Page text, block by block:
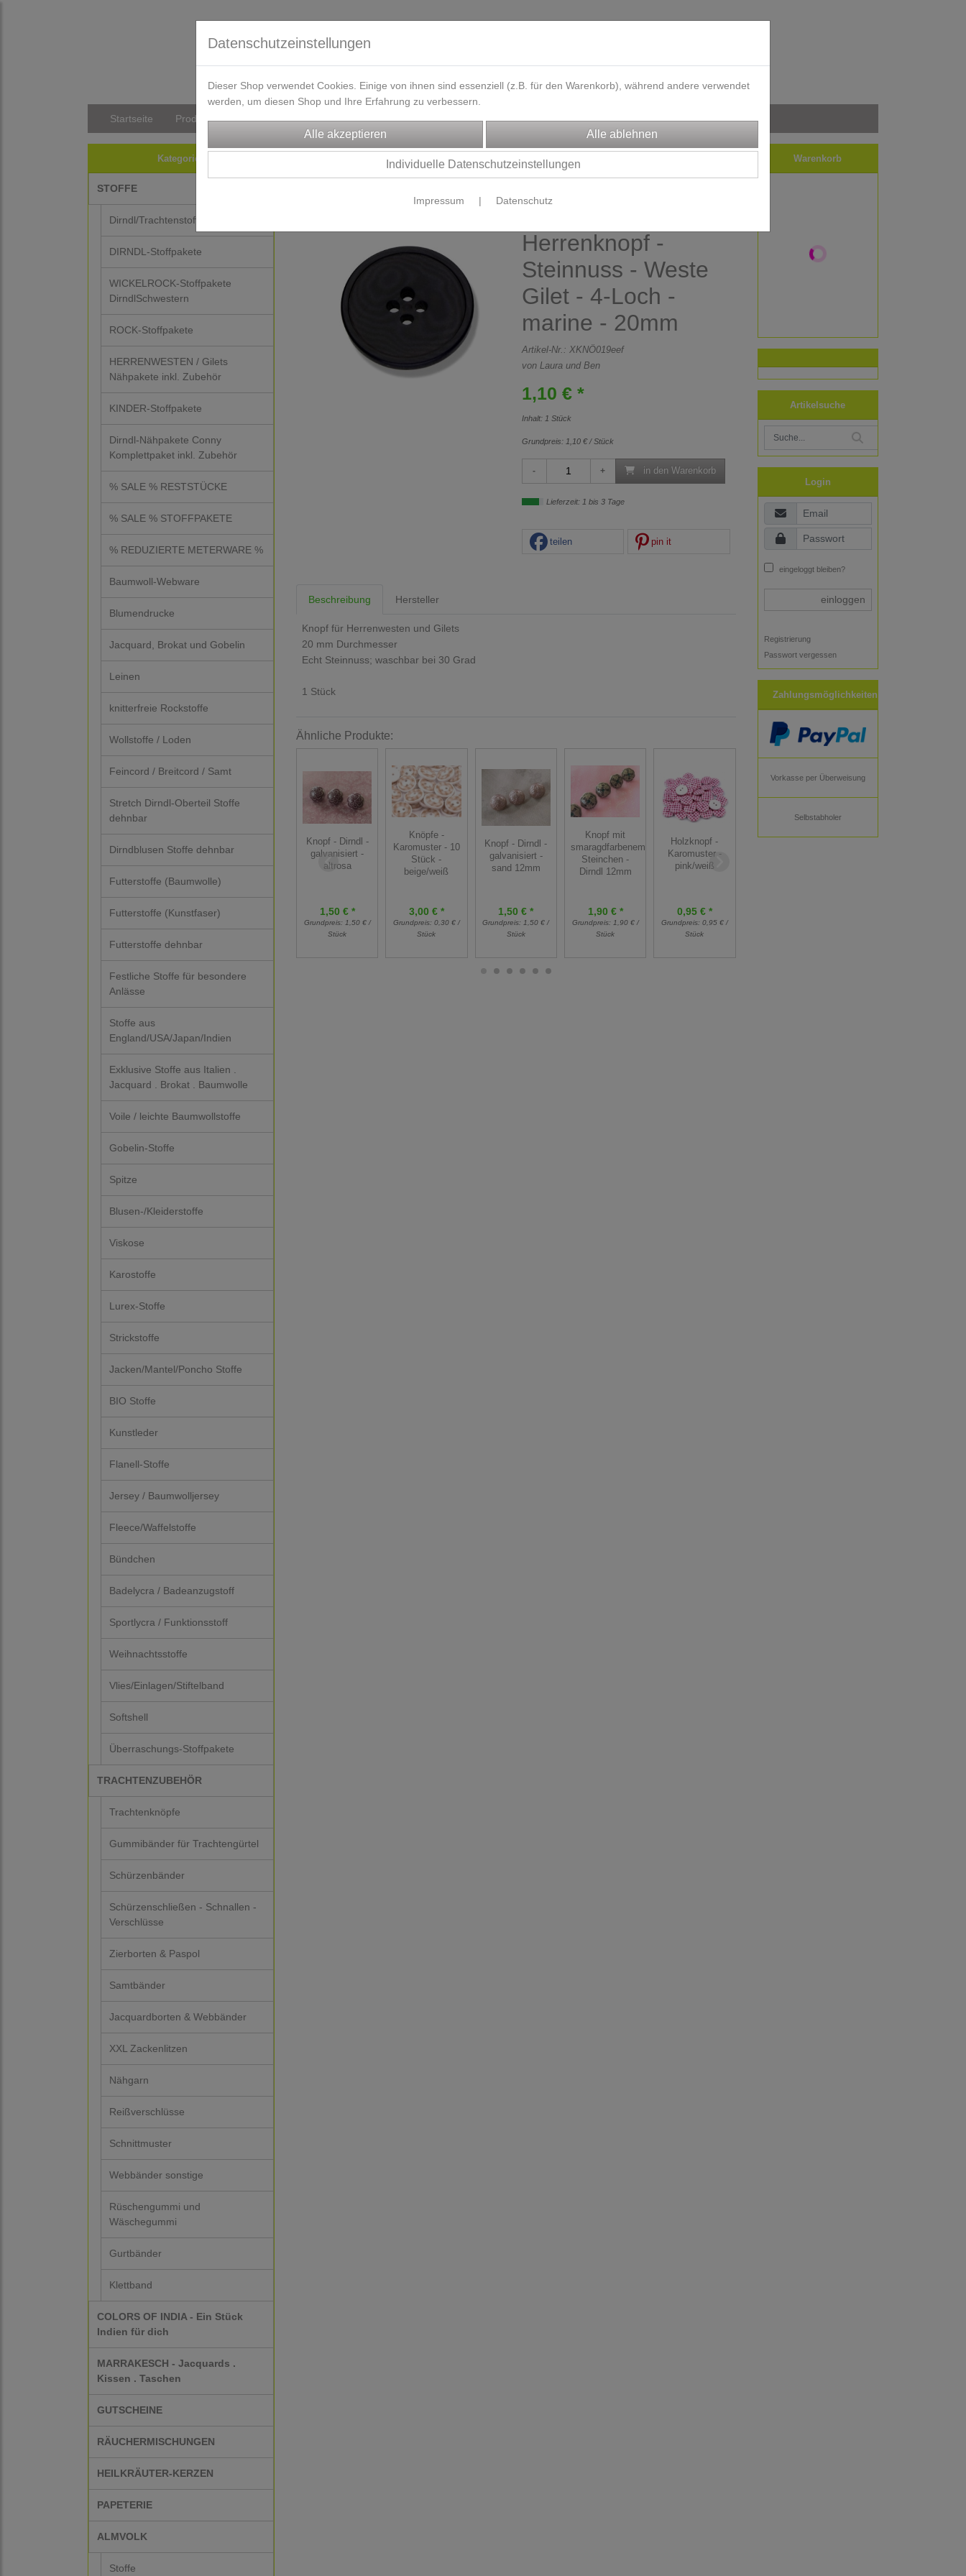
Startseite Produkte Versandkosten/Lieferzeit Kontakt / Öffnungszeiten Gutscheine Designbeispiele Impressum
Kategorien
STOFFE
Dirndl/Trachtenstoffe
DIRNDL-Stoffpakete
WICKELROCK-Stoffpakete
DirndlSchwestern
ROCK-Stoffpakete
HERRENWESTEN / Gilets
Nähpakete inkl. Zubehör
KINDER-Stoffpakete
Dirndl-Nähpakete Conny
Komplettpaket inkl. Zubehör
% SALE % RESTSTÜCKE
% SALE % STOFFPAKETE
% REDUZIERTE METERWARE %
Baumwoll-Webware
Blumendrucke
Jacquard, Brokat und Gobelin
Leinen
knitterfreie Rockstoffe
Wollstoffe / Loden
Feincord / Breitcord / Samt
Stretch Dirndl-Oberteil Stoffe
dehnbar
Dirndblusen Stoffe dehnbar
Futterstoffe (Baumwolle)
Futterstoffe (Kunstfaser)
Futterstoffe dehnbar
Festliche Stoffe für besondere
Anlässe
Stoffe aus
England/USA/Japan/Indien
Exklusive Stoffe aus Italien .
Jacquard . Brokat . Baumwolle
Voile / leichte Baumwollstoffe
Gobelin-Stoffe
Spitze
Blusen-/Kleiderstoffe
Viskose
Karostoffe
Lurex-Stoffe
Strickstoffe
Jacken/Mantel/Poncho Stoffe
BIO Stoffe
Kunstleder
Flanell-Stoffe
Jersey / Baumwolljersey
Fleece/Waffelstoffe
Bündchen
Badelycra / Badeanzugstoff
Sportlycra / Funktionsstoff
Weihnachtsstoffe
Vlies/Einlagen/Stiftelband
Softshell
Überraschungs-Stoffpakete
TRACHTENZUBEHÖR
Trachtenknöpfe
Gummibänder für Trachtengürtel
Schürzenbänder
Schürzenschließen - Schnallen -
Verschlüsse
Zierborten & Paspol
Samtbänder
Jacquardborten & Webbänder
XXL Zackenlitzen
Nähgarn
Reißverschlüsse
Schnittmuster
Webbänder sonstige
Rüschengummi und
Wäschegummi
Gurtbänder
Klettband
COLORS OF INDIA - Ein Stück
Indien für dich
MARRAKESCH - Jacquards .
Kissen . Taschen
GUTSCHEINE
RÄUCHERMISCHUNGEN
HEILKRÄUTER-KERZEN
PAPETERIE
ALMVOLK
Stoffe
STOFFE
HERRENWESTEN / Gilets Nähpakete
Herrenknopf -
Steinnuss - Weste
Gilet - 4-Loch -
marine - 20mm
Artikel-Nr.: XKNÖ019eef
von Laura und Ben
1,10 € *
Inhalt: 1 Stück
Grundpreis: 1,10 € / Stück
in den Warenkorb
Lieferzeit: 1 bis 3 Tage
teilen pin it
Beschreibung Hersteller
Knopf für Herrenwesten und Gilets
20 mm Durchmesser
Echt Steinnuss; waschbar bei 30 Grad
1 Stück
Ähnliche Produkte:
Knopf - Dirndl -
galvanisiert -
altrosa
1,50 € *
Grundpreis: 1,50 € /
Stück
Knöpfe -
Karomuster - 10
Stück -
beige/weiß
3,00 € *
Grundpreis: 0,30 € /
Stück
Knopf - Dirndl -
galvanisiert -
sand 12mm
1,50 € *
Grundpreis: 1,50 € /
Stück
Knopf mit
smaragdfarbenem
Steinchen -
Dirndl 12mm
1,90 € *
Grundpreis: 1,90 € /
Stück
Holzknopf -
Karomuster -
pink/weiß
0,95 € *
Grundpreis: 0,95 € /
Stück
Knopf - Dirndl -
Warenkorb
Artikelsuche
Login
eingeloggt bleiben?
einloggen
Registrierung
Passwort vergessen
Zahlungsmöglichkeiten
Vorkasse per Überweisung
Selbstabholer
Datenschutzeinstellungen
Dieser Shop verwendet Cookies. Einige von ihnen sind essenziell (z.B. für den Warenkorb), während andere verwendet
werden, um diesen Shop und Ihre Erfahrung zu verbessern.
Individuelle Datenschutzeinstellungen
Impressum | Datenschutz